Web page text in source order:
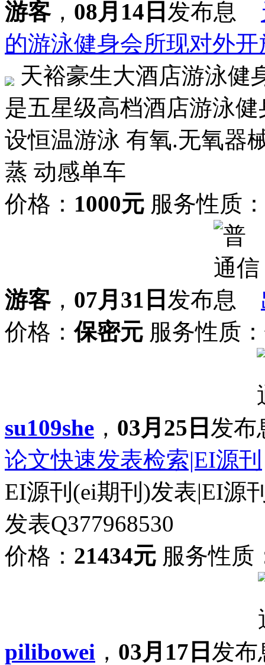
游客， 08月14日 发布
的游泳健身会所现对外开
天裕豪生大酒店游泳健
是五星级高档酒店游泳
设恒温游泳 有氧.无氧器
蒸 动感单车
价格： 1000元 服务性质：
游客， 07月31日 发布
价格：保密元 服务性质：
su109she ， 03月25日 发布
论文快速发表检索|EI源刊
EI源刊(ei期刊)发表|EI源
发表Q377968530
价格： 21434元 服务性质
pilibowei ， 03月17日 发布